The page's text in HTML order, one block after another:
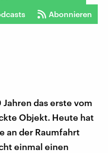
Abonnieren
das erste vom
Objekt. Heute hat
an der Raumfahrt
einmal einen